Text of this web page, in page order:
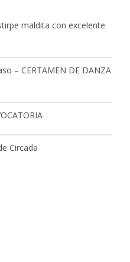
maldita con excelente
– CERTAMEN DE DANZA
Circada